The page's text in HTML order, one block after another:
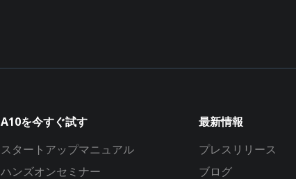
A10を今すぐ試す
スタートアップマニュアル
ハンズオンセミナー
最新情報
プレスリリース
ブログ